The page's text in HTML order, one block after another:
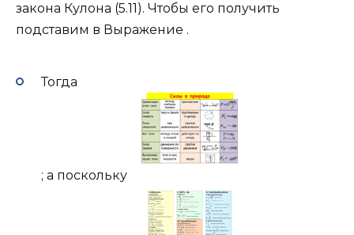
закона Кулона (5.11). Чтобы его получить
подставим в Выражение .
Тогда
; а поскольку